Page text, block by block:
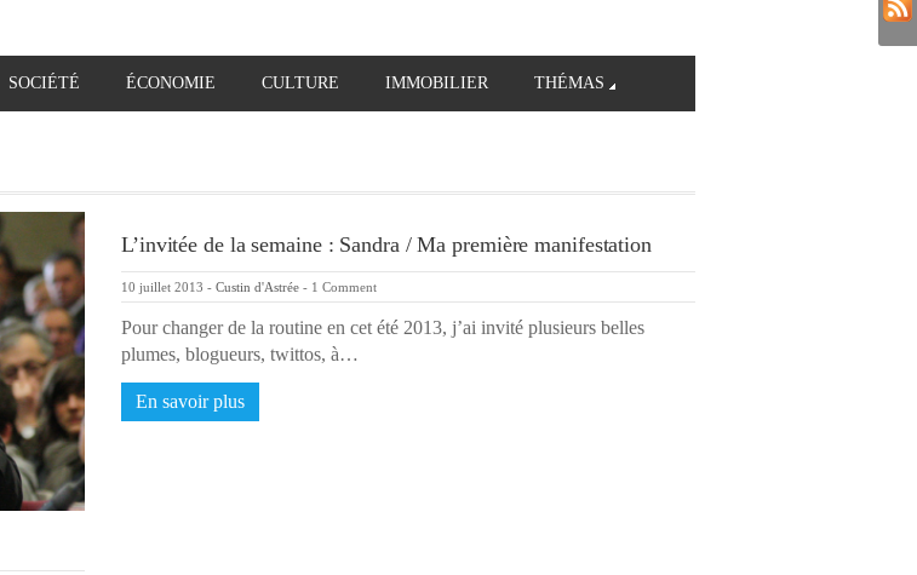
SOCIÉTÉ ÉCONOMIE CULTURE IMMOBILIER THÉMAS
L’invitée de la semaine : Sandra / Ma première manifestation
10 juillet 2013 - Custin d'Astrée - 1 Comment
Pour changer de la routine en cet été 2013, j’ai invité plusieurs belles
plumes, blogueurs, twittos, à…
En savoir plus